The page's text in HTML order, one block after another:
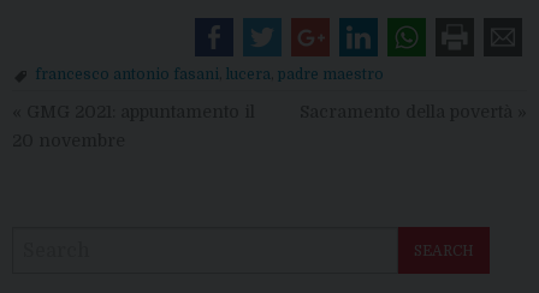
francesco antonio fasani lucera padre maestro
SEARCH